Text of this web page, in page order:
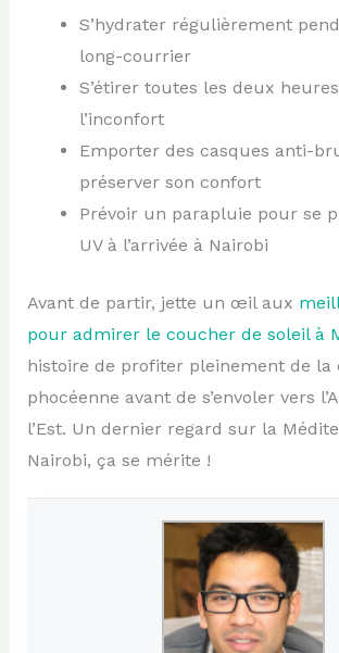
S’hydrater régulièrement
long-courrier
S’étirer toutes les deux
l’inconfort
Emporter des casques anti-
préserver son confort
Prévoir un parapluie pour se
UV à l’arrivée à Nairobi
Avant de partir, jette un œil aux
pour admirer le coucher de soleil à
histoire de profiter pleinement de la
phocéenne avant de s’envoler vers
l’Est. Un dernier regard sur la
Nairobi, ça se mérite !